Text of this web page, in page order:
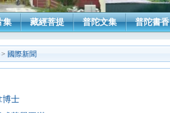
集 藏經菩提 普陀文集 普陀書香
> 國際新聞
博士